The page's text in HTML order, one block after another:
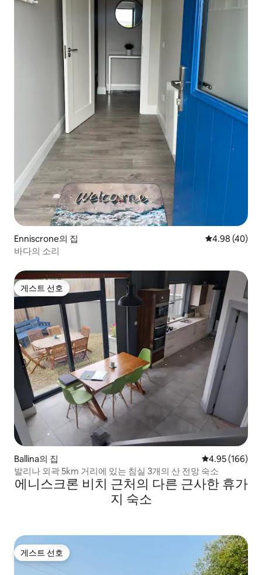
Enniscrone의 집 평점 4.98점(5
4.98 (40)
바다의 소리
게스트 선호
게스트 선호
Ballina의 집 평점 4.95점(5
4.95 (166)
발리나 외곽 5km 거리에 있는 침실 3개의 산 전망 숙소
에니스크론 비치 근처의 다른 근사한 휴가
지 숙소
게스트 선호
게스트 선호